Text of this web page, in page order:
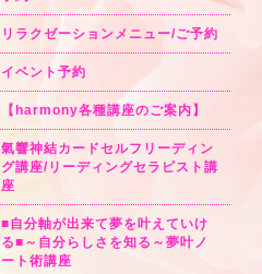
リラクゼーションメニュー/ご予約
イベント予約
【harmony各種講座のご案内】
氣響神結カードセルフリーディン
グ講座/リーディングセラピスト講
座
■自分軸が出来て夢を叶えていけ
る■～自分らしさを知る～夢叶ノ
ート術講座